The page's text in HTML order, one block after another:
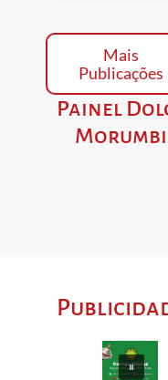
Mais
Publicações
Painel
Morumbi